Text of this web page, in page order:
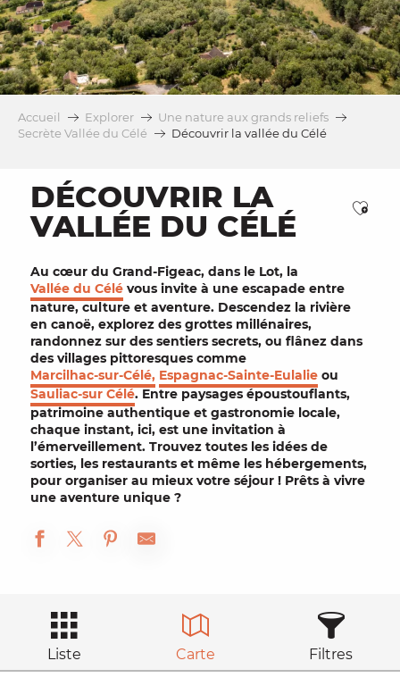
Accueil Explorer
Une nature aux grands reliefs
Secrète Vallée du Célé
Découvrir la vallée du Célé
DÉCOUVRIR LA
VALLÉE DU CÉLÉ
Au cœur du Grand-Figeac, dans le Lot, la
Vallée du Célé vous invite à une escapade entre
nature, culture et aventure. Descendez la rivière
en canoë, explorez des grottes millénaires,
randonnez sur des sentiers secrets, ou flânez dans
des villages pittoresques comme
Marcilhac-sur-Célé, Espagnac-Sainte-Eulalie ou
Sauliac-sur Célé. Entre paysages époustouflants,
patrimoine authentique et gastronomie locale,
chaque instant, ici, est une invitation à
l’émerveillement. Trouvez toutes les idées de
sorties, les restaurants et même les hébergements,
pour organiser au mieux votre séjour ! Prêts à vivre
une aventure unique ?
Liste Carte Filtres